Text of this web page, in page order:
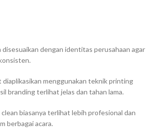
disesuaikan dengan identitas perusahaan agar
diaplikasikan menggunakan teknik printing
branding terlihat jelas dan tahan lama.
biasanya terlihat lebih profesional dan
berbagai acara.